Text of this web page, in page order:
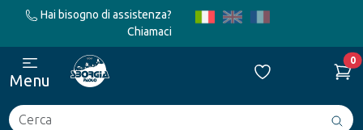
Hai bisogno di assistenza?
Chiamaci
Cerca
0
Menu